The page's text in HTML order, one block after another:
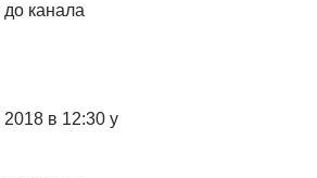
канала
в 12:30 у